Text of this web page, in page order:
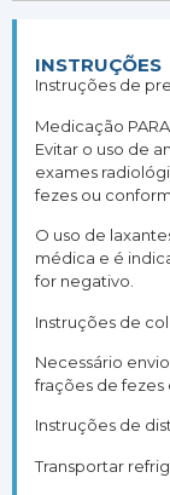
INSTRUÇÕES
Instruções de
Medicação
Evitar o uso de
exames
fezes ou
O uso de
médica e é
for negativo.
Instruções de
Necessário
frações de fezes
Instruções de
Transportar